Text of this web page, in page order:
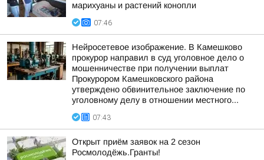
марихуаны и растений конопли
07:46
Нейросетевое изображение. В Камешково
прокурор направил в суд уголовное дело о
мошенничестве при получении выплат
Прокурором Камешковского района
утверждено обвинительное заключение по
уголовному делу в отношении местного...
07:43
Открыт приём заявок на 2 сезон
Росмолодёжь.Гранты!